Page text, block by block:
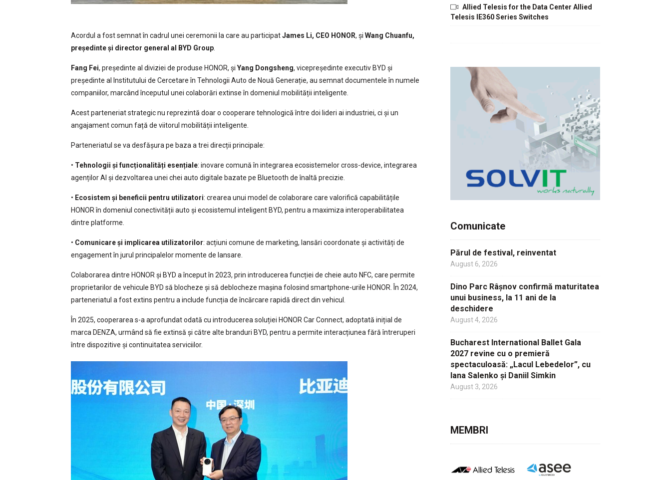
Acordul a fost semnat în cadrul unei ceremonii la care au participatJames Li, CEO HONOR, și Wang Chuanfu,
președinte și director general al BYD Group.
Fang Fei, președinte al diviziei de produse HONOR, și Yang Dongsheng, vicepreședinte executiv BYD și
președinte al Institutului de Cercetare în Tehnologii Auto de Nouă Generație, au semnat documentele în numele
companiilor, marcând începutul unei colaborări extinse în domeniul mobilității inteligente.
Acest parteneriat strategic nu reprezintă doar o cooperare tehnologică între doi lideri ai industriei, ci și un
angajament comun față de viitorul mobilității inteligente.
Parteneriatul se va desfășura pe baza a trei direcții principale:
• Tehnologii și funcționalități esențiale: inovare comună în integrarea ecosistemelor cross-device, integrarea
agenților AI și dezvoltarea unei chei auto digitale bazate pe Bluetooth de înaltă precizie.
• Ecosistem și beneficii pentru utilizatori: crearea unui model de colaborare care valorifică capabilitățile
HONOR în domeniul conectivității auto și ecosistemul inteligent BYD, pentru a maximiza interoperabilitatea
dintre platforme.
• Comunicare și implicarea utilizatorilor: acțiuni comune de marketing, lansări coordonate și activități de
engagement în jurul principalelor momente de lansare.
Colaborarea dintre HONOR și BYD a început în 2023, prin introducerea funcției de cheie auto NFC, care permite
proprietarilor de vehicule BYD să blocheze și să deblocheze mașina folosind smartphone-urile HONOR. În 2024,
parteneriatul a fost extins pentru a include funcția de încărcare rapidă direct din vehicul.
În 2025, cooperarea s-a aprofundat odată cu introducerea soluției HONOR Car Connect, adoptată inițial de
marca DENZA, urmând să fie extinsă și către alte branduri BYD, pentru a permite interacțiunea fără întreruperi
între dispozitive și continuitatea serviciilor.
Allied Telesis for the Data Center Allied
Telesis IE360 Series Switches
Comunicate
Părul de festival, reinventat
August 6, 2026
Dino Parc Râșnov confirmă maturitatea
unui business, la 11 ani de la
deschidere
August 4, 2026
Bucharest International Ballet Gala
2027 revine cu o premieră
spectaculoasă: „Lacul Lebedelor”, cu
Iana Salenko și Daniil Simkin
August 3, 2026
MEMBRI